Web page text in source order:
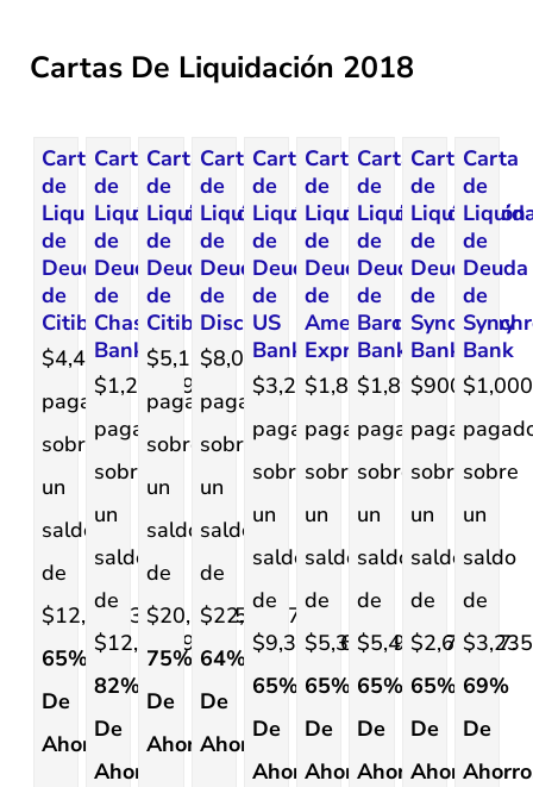
Cartas De Liquidación 2018
Carta
de
Liquidación
de
Deuda
de
Citibank
$4,448
pagados
sobre
un
saldo
de
$12,706.31.
65%
De
Ahorro.
Carta
de
Liquidación
de
Deuda
de
Chase
Bank
$1,244.49
pagados
sobre
un
saldo
de
$12,444.96.
82%
De
Ahorro.
Carta
de
Liquidación
de
Deuda
de
Citibank
$5,130
pagados
sobre
un
saldo
de
$20,519.54.
75%
De
Ahorro.
Carta
de
Liquidación
de
Deuda
de
Discover
$8,000
pagados
sobre
un
saldo
de
$22,235.76.
64%
De
Ahorro.
Carta
de
Liquidación
de
Deuda
de
US
Bank
$3,289
pagados
sobre
un
saldo
de
$9,395.86.
65%
De
Ahorro.
Carta
de
Liquidación
de
Deuda
de
American
Express
$1,860
pagados
sobre
un
saldo
de
$5,311.79.
65%
De
Ahorro.
Carta
de
Liquidación
de
Deuda
de
Barclays
Bank
$1,898
pagados
sobre
un
saldo
de
$5,421.67.
65%
De
Ahorro.
Carta
de
Liquidación
de
Deuda
de
Synchrony
Bank
$900
pagados
sobre
un
saldo
de
$2,602.37.
65%
De
Ahorro.
Carta
de
de
Deuda
de
Bank
$1,000
sobre
un
saldo
de
69%
De